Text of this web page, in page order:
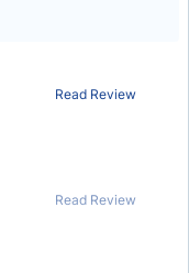
Read Review
Read Review